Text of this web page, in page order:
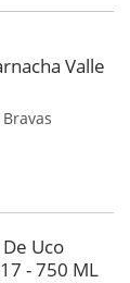
Valle
Bravas
Uco
- 750 ML